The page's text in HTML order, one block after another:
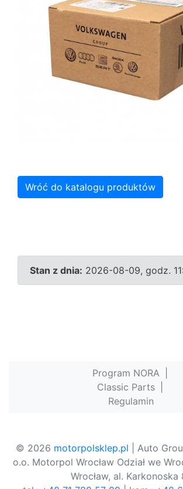
Wróć do katalogu produktów
Stan z dnia: 2026-08-09, godz.
Program NORA
Classic Parts
Regulamin
© 2026 motorpolsklep.pl | Auto
o.o. Motorpol Wrocław Odział we
Wrocław, al. Karkonoska